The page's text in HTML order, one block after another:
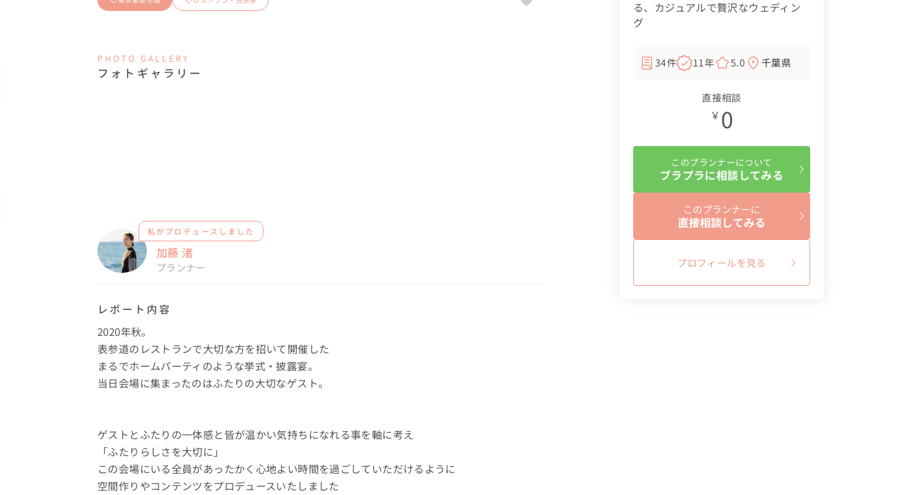
PHOTO GALLERY
フォトギャラリー
私がプロデュースしました
加藤 渚
プランナー
レポート内容
2020年秋。
表参道のレストランで大切な方を招いて開催した
まるでホームパーティのような挙式・披露宴。
当日会場に集まったのはふたりの大切なゲスト。
ゲストとふたりの一体感と皆が温かい気持ちになれる事を軸に考え
「ふたりらしさを大切に」
この会場にいる全員があったかく心地よい時間を過ごしていただけるように
空間作りやコンテンツをプロデュースいたしました
る、カジュアルで贅沢なウェディン
グ
34件 11年 5.0 千葉県
直接相談
￥ 0
このプランナーについて
ブラプラに相談してみる
このプランナーに
直接相談してみる
プロフィールを見る